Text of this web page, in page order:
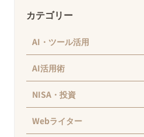
カテゴリー
AI・ツール活用
AI活用術
NISA・投資
Webライター